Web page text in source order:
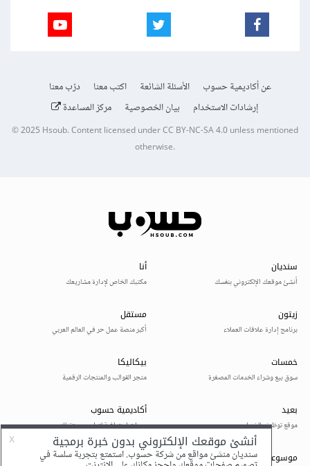
عن أكاديمية حسوب الأسئلة الشائعة اكتب معنا
درّب معنا
إرشادات الاستخدام
بيان الخصوصية مركز المساعدة
© 2025Hsoub.Content licensed underCC BY-NC-SA 4.0unless mentioned
otherwise.